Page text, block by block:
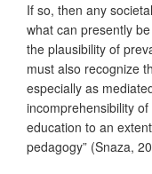
If so, then any
what can presently
the plausibility of
must also recognize
especially as
incomprehensibility
education to an
pedagogy” (Snaza,